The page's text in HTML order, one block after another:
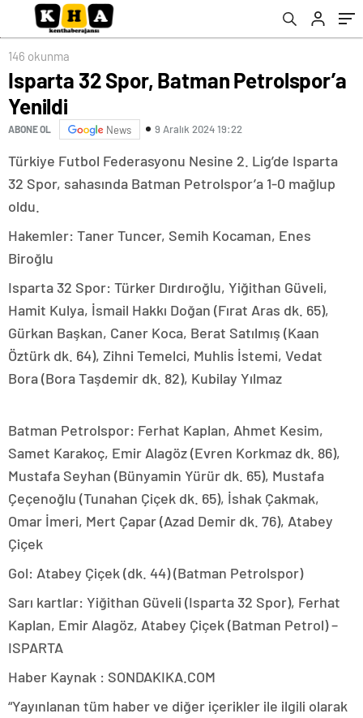
146 okunma
Isparta 32 Spor, Batman Petrolspor’a
Yenildi
ABONE OL News 9 Aralık 2024 19:22
Türkiye Futbol Federasyonu Nesine 2. Lig’de Isparta
32 Spor, sahasında Batman Petrolspor’a 1-0 mağlup
oldu.
Hakemler: Taner Tuncer, Semih Kocaman, Enes
Biroğlu
Isparta 32 Spor: Türker Dırdıroğlu, Yiğithan Güveli,
Hamit Kulya, İsmail Hakkı Doğan (Fırat Aras dk. 65),
Gürkan Başkan, Caner Koca, Berat Satılmış (Kaan
Öztürk dk. 64), Zihni Temelci, Muhlis İstemi, Vedat
Bora (Bora Taşdemir dk. 82), Kubilay Yılmaz
Batman Petrolspor: Ferhat Kaplan, Ahmet Kesim,
Samet Karakoç, Emir Alagöz (Evren Korkmaz dk. 86),
Mustafa Seyhan (Bünyamin Yürür dk. 65), Mustafa
Çeçenoğlu (Tunahan Çiçek dk. 65), İshak Çakmak,
Omar İmeri, Mert Çapar (Azad Demir dk. 76), Atabey
Çiçek
Gol: Atabey Çiçek (dk. 44) (Batman Petrolspor)
Sarı kartlar: Yiğithan Güveli (Isparta 32 Spor), Ferhat
Kaplan, Emir Alagöz, Atabey Çiçek (Batman Petrol) –
ISPARTA
Haber Kaynak : SONDAKIKA.COM
“Yayınlanan tüm haber ve diğer içerikler ile ilgili olarak